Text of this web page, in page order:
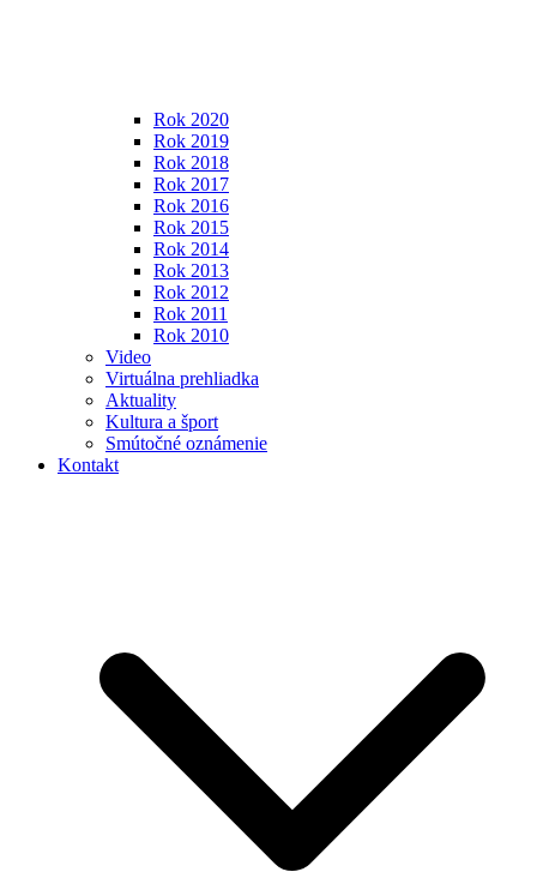
Rok 2020
Rok 2019
Rok 2018
Rok 2017
Rok 2016
Rok 2015
Rok 2014
Rok 2013
Rok 2012
Rok 2011
Rok 2010
Video
Virtuálna prehliadka
Aktuality
Kultura a šport
Smútočné oznámenie
Kontakt